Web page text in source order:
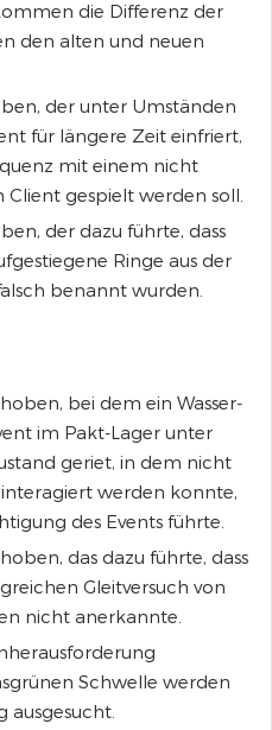
die Differenz der
den alten und neuen
der unter Umständen
für längere Zeit einfriert,
mit einem nicht
gespielt werden soll.
der dazu führte, dass
Ringe aus der
benannt wurden.
bei dem ein Wasser-
im Pakt-Lager unter
geriet, in dem nicht
werden konnte,
des Events führte.
das dazu führte, dass
Gleitversuch von
nicht anerkannte.
Schwelle werden
ausgesucht.